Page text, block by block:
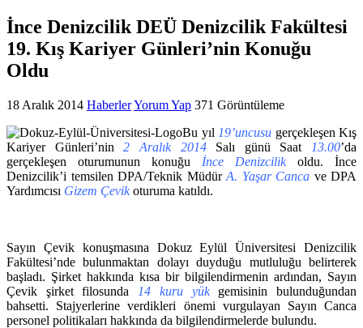
İnce Denizcilik DEÜ Denizcilik Fakültesi
19. Kış Kariyer Günleri’nin Konuğu
Oldu
18 Aralık 2014 HaberlerYorum Yap 371 Görüntüleme
Bu yıl 19’uncusu gerçekleşen Kış
Kariyer Günleri’nin2 Aralık 2014Salı günü Saat 13.00’da
gerçekleşen oturumunun konuğu İnce Denizcilikoldu. İnce
Denizcilik’i temsilen DPA/Teknik Müdür A. Yaşar Canca ve DPA
Yardımcısı Gizem Çevikoturuma katıldı.
Sayın Çevik konuşmasına Dokuz Eylül Üniversitesi Denizcilik
Fakültesi’nde bulunmaktan dolayı duyduğu mutluluğu belirterek
başladı. Şirket hakkında kısa bir bilgilendirmenin ardından, Sayın
Çevik şirket filosunda
14 kuru yük
gemisinin bulunduğundan
bahsetti. Stajyerlerine verdikleri önemi vurgulayan Sayın Canca
personel politikaları hakkında da bilgilendirmelerde bulundu.